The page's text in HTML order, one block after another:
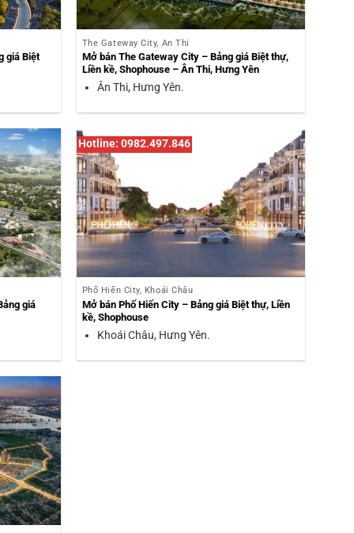
giá Biệt
The Gateway City, Ân Thi
Mở bán The Gateway City – Bảng giá Biệt thự,
Liền kề, Shophouse – Ân Thi, Hưng Yên
Ân Thi, Hưng Yên.
giá
Hotline: 0982.497.846
Phố Hiến City, Khoái Châu
Mở bán Phố Hiến City – Bảng giá Biệt thự, Liền
kề, Shophouse
Khoái Châu, Hưng Yên.